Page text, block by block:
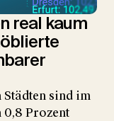
real kaum
sind im
0,8 Prozent